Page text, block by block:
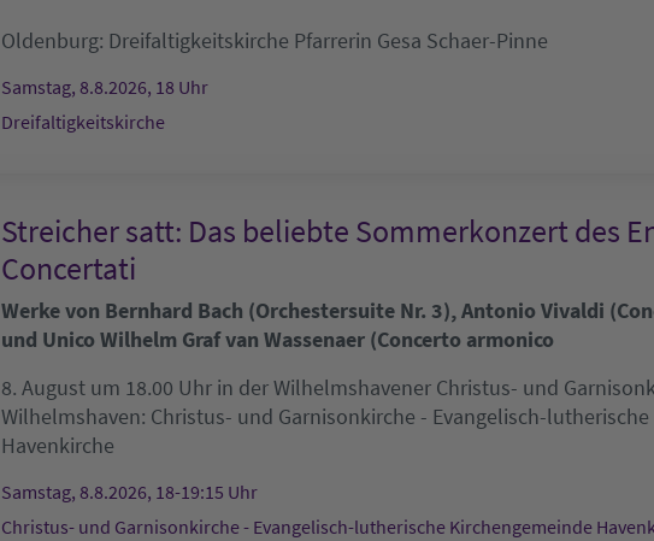
Oldenburg: Dreifaltigkeitskirche Pfarrerin Gesa Schaer-Pinne
Samstag, 8.8.2026, 18 Uhr
Dreifaltigkeitskirche
Streicher satt: Das beliebte Sommerkonzert des
Concertati
Werke von Bernhard Bach (Orchestersuite Nr. 3), Antonio Vivaldi
und Unico Wilhelm Graf van Wassenaer (Concerto armonico
8. August um 18.00 Uhr in der Wilhelmshavener Christus- und
Wilhelmshaven: Christus- und Garnisonkirche - Evangelisch-
Havenkirche
Samstag, 8.8.2026, 18-19:15 Uhr
Christus- und Garnisonkirche - Evangelisch-lutherische Kirchengemeinde